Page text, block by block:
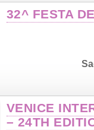
32^ FESTA
VENICE
– 24TH